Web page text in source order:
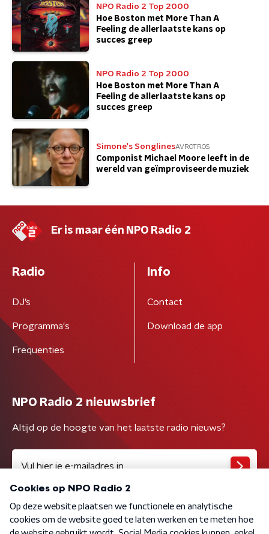
NPO Radio 2 Top 2000
Hoe Boston met More Than A
Feeling de allerlaatste kans op
succes greep
NPO Radio 2 Top 2000
Hoe Boston met More Than A
Feeling de allerlaatste kans op
succes greep
Simone's SonglinesAVROTROS
Componist Michael Moore leeft in de
wereld van geïmproviseerde muziek
Er is maar één NPO Radio 2
Radio
DJ’s
Programma's
Frequenties
Info
Contact
Download de app
NPO Radio 2 nieuwsbrief
Altijd op de hoogte van het laatste radio nieuws?